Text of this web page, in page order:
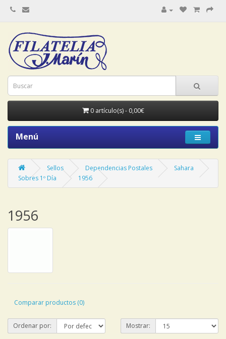
0 artículo(s) - 0,00€
Menú
Sellos Dependencias Postales
Sahara
Sobres 1º Día
1956
1956
Comparar productos (0)
Ordenar por: Mostrar: